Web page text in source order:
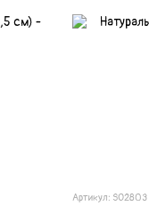
Артикул: SO2803